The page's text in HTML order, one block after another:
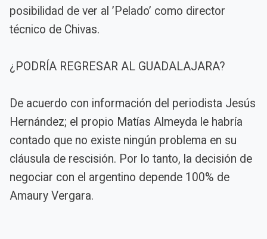
posibilidad de ver al ’Pelado’ como director
técnico de Chivas.
¿PODRÍA REGRESAR AL GUADALAJARA?
De acuerdo con información del periodista Jesús
Hernández; el propio Matías Almeyda le habría
contado que no existe ningún problema en su
cláusula de rescisión. Por lo tanto, la decisión de
negociar con el argentino depende 100% de
Amaury Vergara.